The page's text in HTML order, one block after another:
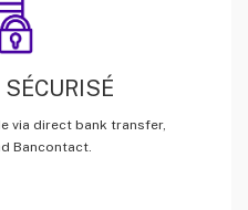
via direct bank transfer,
Bancontact.